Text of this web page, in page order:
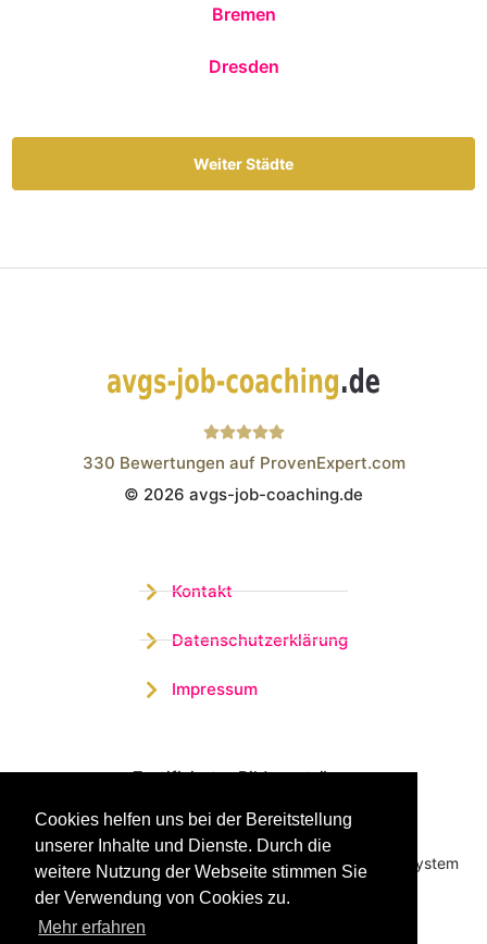
Cookies helfen uns bei der Bereitstellung
unserer Inhalte und Dienste. Durch die
weitere Nutzung der Webseite stimmen Sie
der Verwendung von Cookies zu.
Mehr erfahren
Bremen
Dresden
Weiter Städte
Wistor GmbH
330 Bewertungen auf ProvenExpert.com
© 2026 avgs-job-coaching.de
Kontakt
Datenschutzerklärung
Impressum
Zertifizierter Bildungsträger
Profitieren sie jetzt von unserer über 15 jährigen
Praxiserfahrung und unserem erfolgreichen Coachingsystem